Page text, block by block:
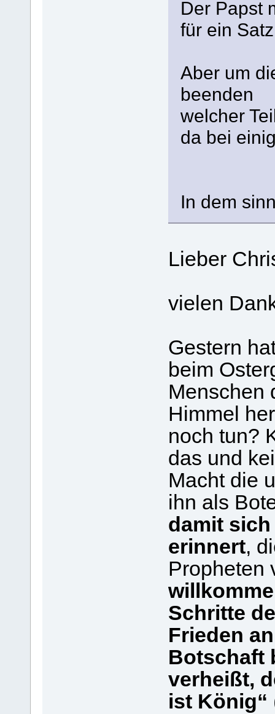
Der Papst
für ein Satz
Aber um
beenden
welcher
da bei
In dem
Lieber
vielen
Gestern
beim
Menschen
Himmel
noch tun?
das und
Macht die
ihn als
damit sich
erinnert,
Propheten
Schritte
Frieden
Botschaft
verheißt,
ist König“